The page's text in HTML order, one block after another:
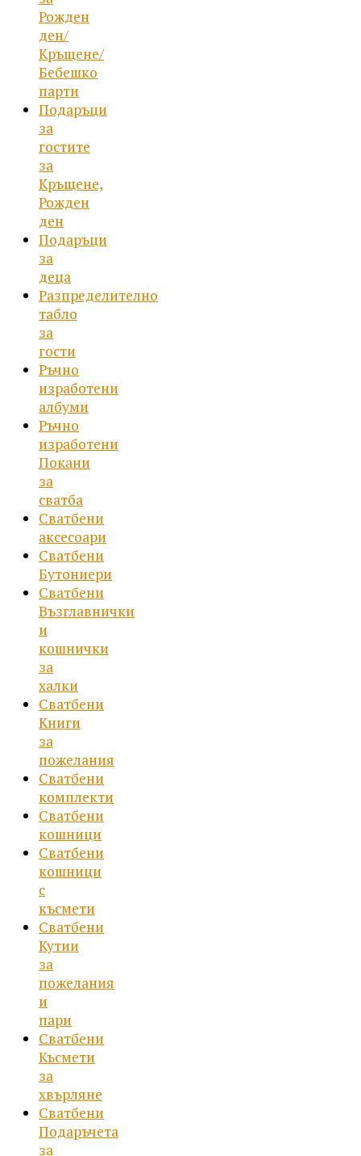
Рожден
ден/
Кръщене/
Бебешко
парти
Подаръци
за
гостите
за
Кръщене,
Рожден
ден
Подаръци
за
деца
Разпределително
табло
за
гости
Ръчно
изработени
албуми
Ръчно
изработени
Покани
за
сватба
Сватбени
аксесоари
Сватбени
Бутониери
Сватбени
Възглавнички
и
кошнички
за
халки
Сватбени
Книги
за
пожелания
Сватбени
комплекти
Сватбени
кошници
Сватбени
кошници
с
късмети
Сватбени
Кутии
за
пожелания
и
пари
Сватбени
Късмети
за
хвърляне
Сватбени
Подаръчета
за